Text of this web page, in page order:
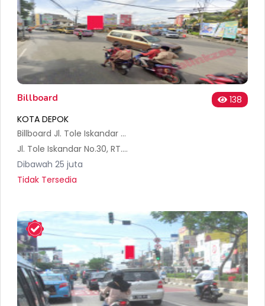
Billboard
138
KOTA DEPOK
Billboard Jl. Tole Iskandar Depok
Jl. Tole Iskandar No.30, RT.1/RW.1, Tirtajaya, Kec. Sukmajaya, Kota Depok, Jawa Barat 16412, Indonesia
Dibawah 25 juta
Tidak Tersedia